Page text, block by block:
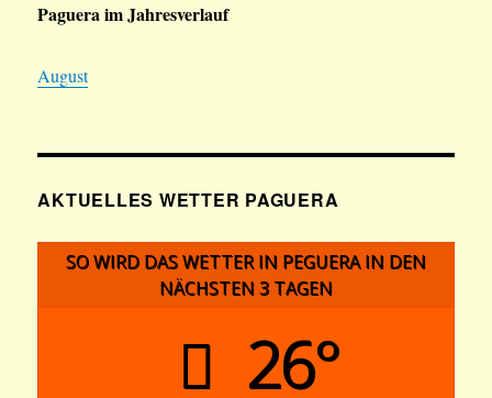
Paguera im Jahresverlauf
August
AKTUELLES WETTER PAGUERA
SO WIRD DAS WETTER IN PEGUERA IN DEN
NÄCHSTEN 3 TAGEN
26°